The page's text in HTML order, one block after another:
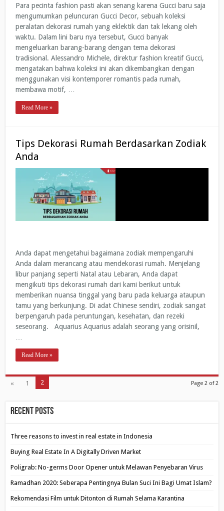
Para pecinta fashion pasti akan senang karena Gucci baru saja
mengumumkan peluncuran Gucci Decor, sebuah koleksi
peralatan dekorasi rumah yang eklektik dan tak lekang oleh
waktu. Dalam lini baru nya tersebut, Gucci banyak
mengeluarkan barang-barang dengan tema dekorasi
tradisional. Alessandro Michele, direktur fashion kreatif Gucci,
mengatakan bahwa koleksi ini akan dikembangkan dengan
menggunakan visi kontemporer romantis pada rumah,
membawa motif, …
Read More »
Tips Dekorasi Rumah Berdasarkan Zodiak
Anda
Anda dapat mengetahui bagaimana zodiak mempengaruhi
Anda dalam merancang atau mendekorasi rumah. Menjelang
libur panjang seperti Natal atau Lebaran, Anda dapat
mengikuti tips dekorasi rumah dari kami berikut untuk
memberikan nuansa tinggal yang baru pada keluarga ataupun
tamu yang berkunjung. Di adat Chinese sendiri, zodiak sangat
berpengaruh pada peruntungan, kesehatan, dan rezeki
seseorang. Aquarius Aquarius adalah seorang yang orisinil,
Read More »
Page 2 of 2
« 1 2
Recent Posts
Three reasons to invest in real estate in Indonesia
Buying Real Estate In A Digitally Driven Market
Poligrab: No-germs Door Opener untuk Melawan Penyebaran Virus
Ramadhan 2020: Seberapa Pentingnya Bulan Suci Ini Bagi Umat Islam?
Rekomendasi Film untuk Ditonton di Rumah Selama Karantina